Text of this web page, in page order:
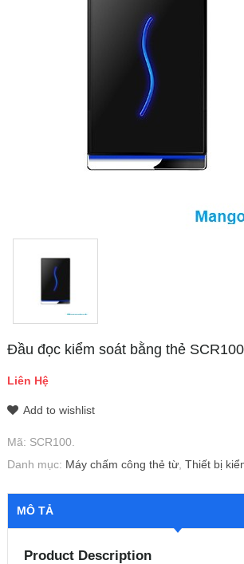
Đầu đọc kiểm soát bằng thẻ SCR100
Liên Hệ
Add to wishlist
Mã: SCR100
Danh mục: Máy chấm công thẻ từ Thiết bị
MÔ TẢ
Product Description